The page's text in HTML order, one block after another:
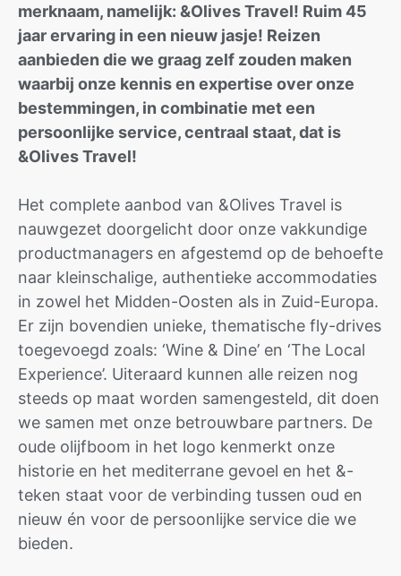
merknaam, namelijk: &Olives Travel! Ruim 45
jaar ervaring in een nieuw jasje! Reizen
aanbieden die we graag zelf zouden maken
waarbij onze kennis en expertise over onze
bestemmingen, in combinatie met een
persoonlijke service, centraal staat, dat is
&Olives Travel!
Het complete aanbod van &Olives Travel is
nauwgezet doorgelicht door onze vakkundige
productmanagers en afgestemd op de behoefte
naar kleinschalige, authentieke accommodaties
in zowel het Midden-Oosten als in Zuid-Europa.
Er zijn bovendien unieke, thematische fly-drives
toegevoegd zoals: ‘Wine & Dine’ en ‘The Local
Experience’. Uiteraard kunnen alle reizen nog
steeds op maat worden samengesteld, dit doen
we samen met onze betrouwbare partners. De
oude olijfboom in het logo kenmerkt onze
historie en het mediterrane gevoel en het &-
teken staat voor de verbinding tussen oud en
nieuw én voor de persoonlijke service die we
bieden.